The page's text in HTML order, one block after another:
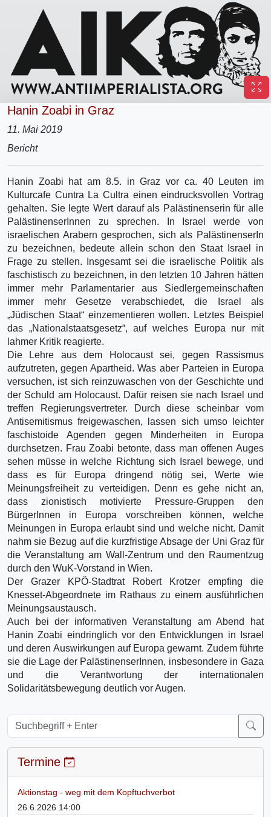
Hanin Zoabi in Graz
11. Mai 2019
Bericht
Hanin Zoabi hat am 8.5. in Graz vor ca. 40 Leuten im
Kulturcafe Cuntra La Cultra einen eindrucksvollen Vortrag
gehalten. Sie legte Wert darauf als Palästinenserin für alle
PalästinenserInnen zu sprechen. In Israel werde von
israelischen Arabern gesprochen, sich als PalästinenserIn
zu bezeichnen, bedeute allein schon den Staat Israel in
Frage zu stellen. Insgesamt sei die israelische Politik als
faschistisch zu bezeichnen, in den letzten 10 Jahren hätten
immer mehr Parlamentarier aus Siedlergemeinschaften
immer mehr Gesetze verabschiedet, die Israel als
„Jüdischen Staat“ einzementieren wollen. Letztes Beispiel
das „Nationalstaatsgesetz“, auf welches Europa nur mit
lahmer Kritik reagierte.
Die Lehre aus dem Holocaust sei, gegen Rassismus
aufzutreten, gegen Apartheid. Was aber Parteien in Europa
versuchen, ist sich reinzuwaschen von der Geschichte und
der Schuld am Holocaust. Dafür reisen sie nach Israel und
treffen Regierungsvertreter. Durch diese scheinbar vom
Antisemitismus freigewaschen, lassen sich umso leichter
faschistoide Agenden gegen Minderheiten in Europa
durchsetzen. Frau Zoabi betonte, dass man offenen Auges
sehen müsse in welche Richtung sich Israel bewege, und
dass es für Europa dringend nötig sei, Werte wie
Meinungsfreiheit zu verteidigen. Denn es gehe nicht an,
dass zionistisch motivierte Pressure-Gruppen den
BürgerInnen in Europa vorschreiben können, welche
Meinungen in Europa erlaubt sind und welche nicht. Damit
nahm sie Bezug auf die kurzfristige Absage der Uni Graz für
die Veranstaltung am Wall-Zentrum und den Raumentzug
durch den WuK-Vorstand in Wien.
Der Grazer KPÖ-Stadtrat Robert Krotzer empfing die
Knesset-Abgeordnete im Rathaus zu einem ausführlichen
Meinungsaustausch.
Auch bei der informativen Veranstaltung am Abend hat
Hanin Zoabi eindringlich vor den Entwicklungen in Israel
und deren Auswirkungen auf Europa gewarnt. Zudem führte
sie die Lage der PalästinenserInnen, insbesondere in Gaza
und die Verantwortung der internationalen
Solidaritätsbewegung deutlich vor Augen.
Termine
Aktionstag - weg mit dem Kopftuchverbot
26.6.2026 14:00